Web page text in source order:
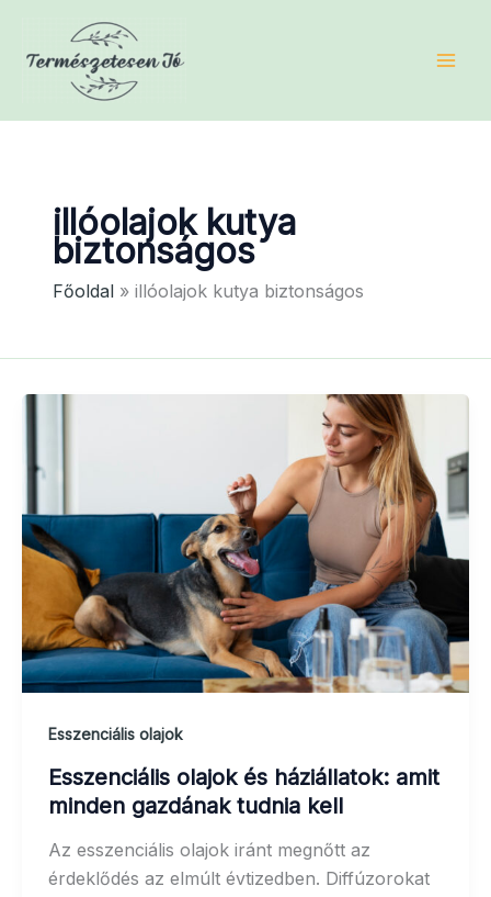
content
illóolajok kutya
biztonságos
Főoldal illóolajok kutya biztonságos
Esszenciális olajok
Esszenciális olajok és háziállatok: amit
minden gazdának tudnia kell
Az esszenciális olajok iránt megnőtt az
érdeklődés az elmúlt évtizedben. Diffúzorokat